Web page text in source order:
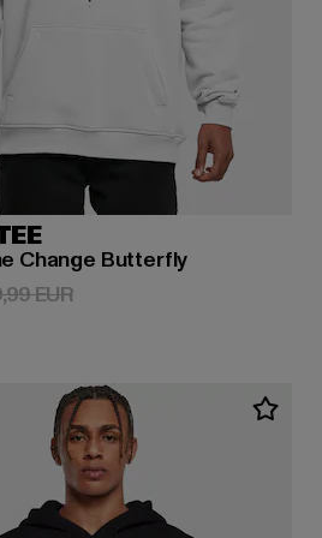
Change Butterfly
24,79 EUR
EURAktionspreis: 39,99 EUR